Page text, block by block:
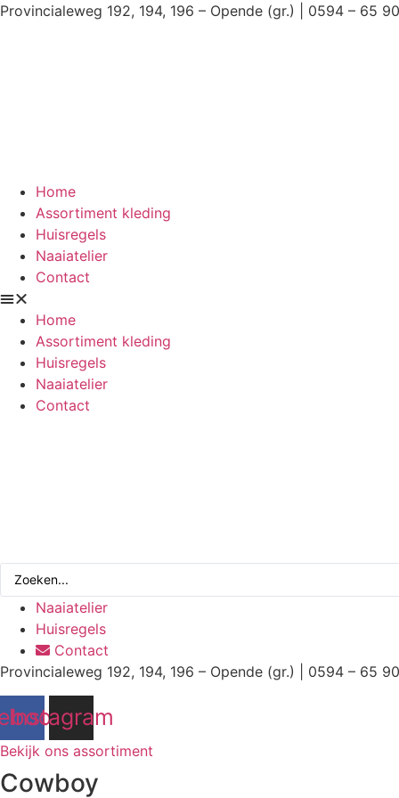
Ga
Provincialeweg 192, 194, 196 – Opende (gr.) | 0594 – 65
Home
Assortiment kleding
Huisregels
Naaiatelier
Contact
Home
Assortiment kleding
Huisregels
Naaiatelier
Contact
Search
Naaiatelier
Huisregels
Contact
Provincialeweg 192, 194, 196 – Opende (gr.) | 0594 – 65
Instagram
Bekijk ons assortiment
Cowboy